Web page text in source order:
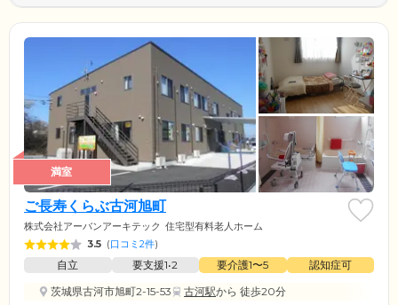
満室
ご長寿くらぶ古河旭町
株式会社アーバンアーキテック 住宅型有料老人ホーム
3.5 (口コミ2件)
自立 要支援1•2 要介護1〜5
認知症可
茨城県古河市旭町2-15-53
古河駅から 徒歩20分